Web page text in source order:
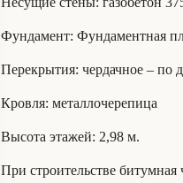
Фундамент: Фундаментная
Перекрытия: чердачное – по
Кровля: металлочерепица
Высота этажей: 2,98 м.
При строительстве